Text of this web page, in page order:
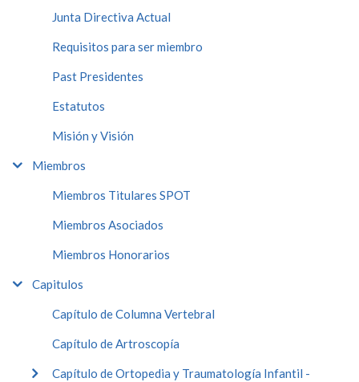
Junta Directiva Actual
Requisitos para ser miembro
Past Presidentes
Estatutos
Misión y Visión
Miembros
Miembros Titulares SPOT
Miembros Asociados
Miembros Honorarios
Capitulos
Capítulo de Columna Vertebral
Capítulo de Artroscopía
Capítulo de Ortopedia y Traumatología Infantil -